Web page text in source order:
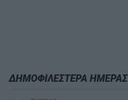
ΔΗΜΟΦΙΛΕΣΤΕΡΑ ΗΜΕΡΑΣ